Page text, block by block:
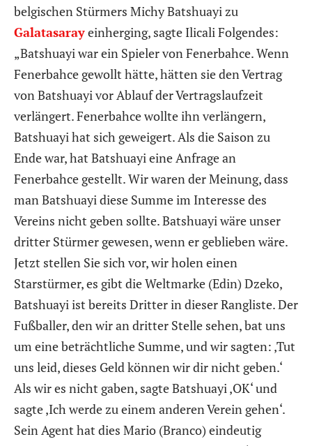
belgischen Stürmers Michy Batshuayi zu
Galatasarayeinherging, sagte Ilicali Folgendes:
„Batshuayi war ein Spieler von Fenerbahce. Wenn
Fenerbahce gewollt hätte, hätten sie den Vertrag
von Batshuayi vor Ablauf der Vertragslaufzeit
verlängert. Fenerbahce wollte ihn verlängern,
Batshuayi hat sich geweigert. Als die Saison zu
Ende war, hat Batshuayi eine Anfrage an
Fenerbahce gestellt. Wir waren der Meinung, dass
man Batshuayi diese Summe im Interesse des
Vereins nicht geben sollte. Batshuayi wäre unser
dritter Stürmer gewesen, wenn er geblieben wäre.
Jetzt stellen Sie sich vor, wir holen einen
Starstürmer, es gibt die Weltmarke (Edin) Dzeko,
Batshuayi ist bereits Dritter in dieser Rangliste. Der
Fußballer, den wir an dritter Stelle sehen, bat uns
um eine beträchtliche Summe, und wir sagten: ‚Tut
uns leid, dieses Geld können wir dir nicht geben.‘
Als wir es nicht gaben, sagte Batshuayi ‚OK‘ und
sagte ‚Ich werde zu einem anderen Verein gehen‘.
Sein Agent hat dies Mario (Branco) eindeutig